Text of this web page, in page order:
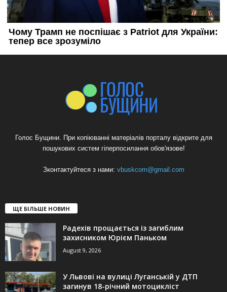
Голос Бущини. При копіюванні матеріалів порталу відкрите для
пошукових систем гіперпосилання обов'язове!
Зконтактуйтеся з нами: vbuskcom@gmail.com
ЩЕ БІЛЬШЕ НОВИН
Радехів прощається із загиблим
захисником Юрієм Паньком
August 9, 2026
У Львові на вулиці Луганській у ДТП
загинув 18-річний мотоцикліст